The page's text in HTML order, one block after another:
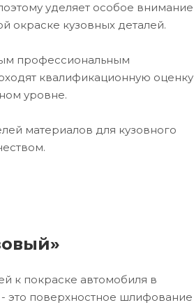
уделяет особое внимание
окраске кузовных деталей.
профессиональным
квалификационную оценку
уровне.
материалов для кузовного
к покраске автомобиля в
это поверхностное шлифование